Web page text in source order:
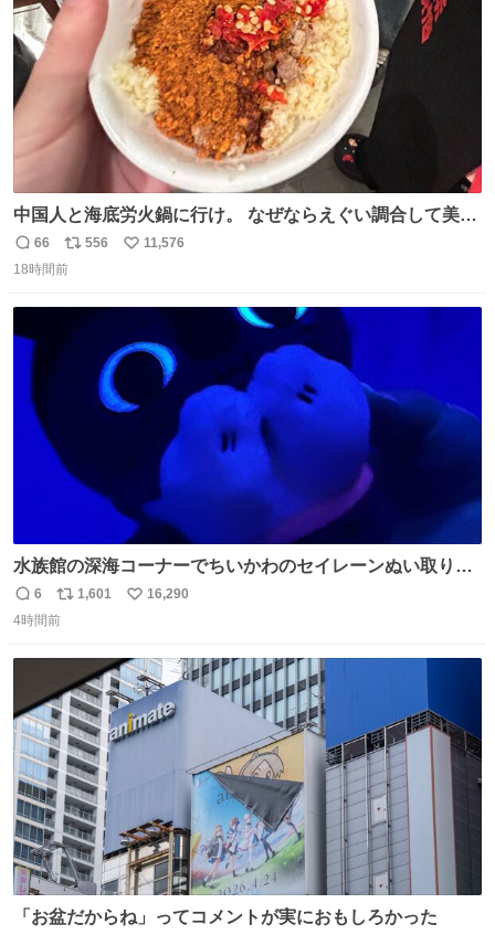
中国人と海底労火鍋に行け。 なぜならえぐい調合して美味
しすぎる ソースを作ってくれるから。
返
信
66
リ
ポ
556
い
11,576
18時間前
水族館の深海コーナーでちいかわのセイレーンぬい取り出
したら目光っててビビりました #ちいかわ
返
信
6
リ
ポ
数
1,601
い
数
16,290
4時間前
「お盆だからね」ってコメントが実におもしろかった